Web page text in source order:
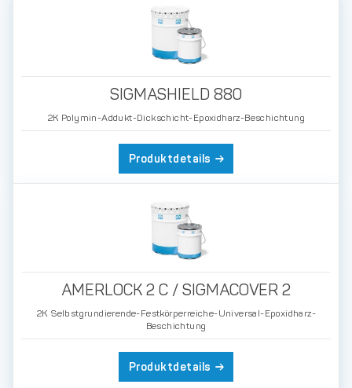
SIGMASHIELD 880
2K Polymin-Addukt-Dickschicht-Epoxidharz-Beschichtung
Produktdetails
AMERLOCK 2 C / SIGMACOVER 2
2K Selbstgrundierende-Festkörperreiche-Universal-Epoxidharz-
Beschichtung
Produktdetails